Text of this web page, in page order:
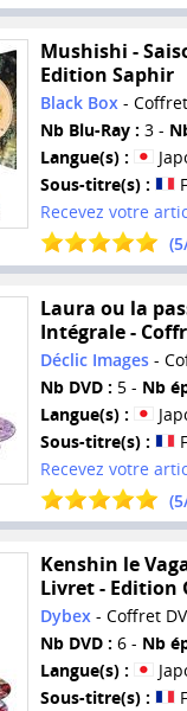
Mushishi -
Edition Saphir
Black Box-
Nb Blu-Ray : 3 -
Langue(s) :
Sous-titre(s) :
Recevez votre
(5
Laura ou la
Intégrale -
Déclic Images-
Nb DVD : 5 - Nb
Langue(s) :
Sous-titre(s) :
Recevez votre
(5
Kenshin le
Livret - Edition
Dybex- Coffret
Nb DVD : 6 - Nb
Langue(s) :
Sous-titre(s) :